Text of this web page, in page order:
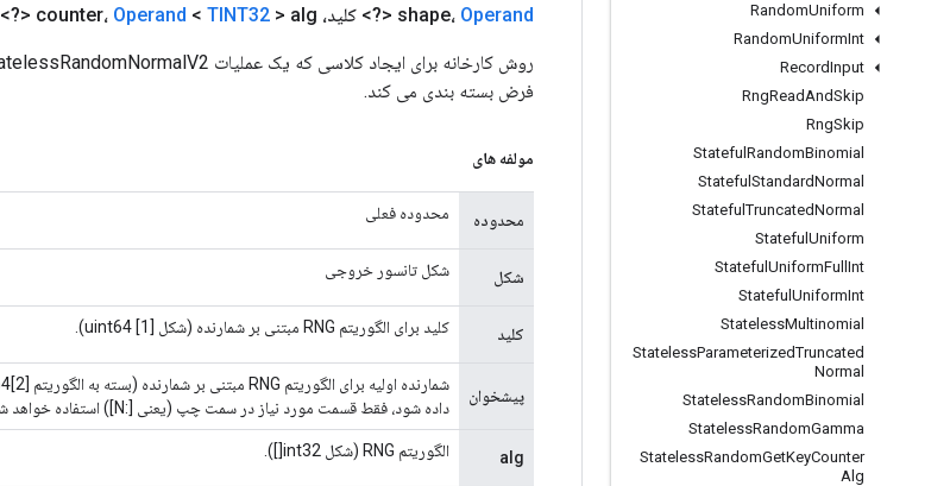
RandomUniform
RandomUniformInt
RecordInput
RngReadAndSkip
RngSkip
Stateful RandomBinomial
Stateful StandardNormal
StatefulTruncatedNormal
Stateful Uniform
Stateful UniformFull Int
Stateful UniformInt
StatelessMultinomial
StatelessParameterizedTruncated
Normal
StatelessRandomBinomial
StatelessRandomGamma
StatelessRandomGetKeyCounter
Alg
shape، Operand <?> کلید، <?> counter، Operand < TINT32 > alg)
فرض بسته بندی می کند.
مولفه های
محدوده محدوده فعلی
شکل شکل تانسور خروجی
کلید کلید برای الگوریتم RNG مبتنی بر شمارنده (شکل uint64 [1]).
پیشخوان
داده شود، فقط قسمت مورد نیاز در سمت چپ (یعنی [:N]) استفاده خواهد شد.
alg الگوریتم RNG (شکل int32[]).